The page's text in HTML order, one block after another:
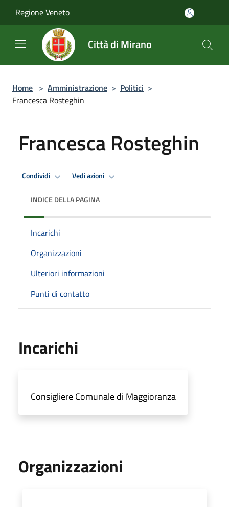
Regione Veneto
Città di Mirano
Home > Amministrazione > Politici >
Francesca Rosteghin
Francesca Rosteghin
Condividi Vedi azioni
INDICE DELLA PAGINA
Incarichi
Organizzazioni
Ulteriori informazioni
Punti di contatto
Incarichi
Consigliere Comunale di Maggioranza
Organizzazioni